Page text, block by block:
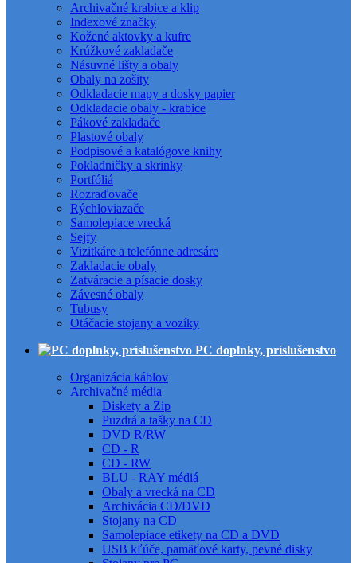
Archivačné krabice a klip
Indexové značky
Kožené aktovky a kufre
Krúžkové zakladače
Násuvné lišty a obaly
Obaly na zošity
Odkladacie mapy a dosky papier
Odkladacie obaly - krabice
Pákové zakladače
Plastové obaly
Podpisové a katalógove knihy
Pokladničky a skrinky
Portfóliá
Rozraďovače
Rýchloviazače
Samolepiace vrecká
Sejfy
Vizitkáre a telefónne adresáre
Zakladacie obaly
Zatváracie a písacie dosky
Závesné obaly
Tubusy
Otáčacie stojany a vozíky
PC doplnky, príslušenstvo
Organizácia káblov
Archivačné média
Diskety a Zip
Puzdrá a tašky na CD
DVD R/RW
CD - R
CD - RW
BLU - RAY médiá
Obaly a vrecká na CD
Archivácia CD/DVD
Stojany na CD
Samolepiace etikety na CD a DVD
USB kľúče, pamäťové karty, pevné disky